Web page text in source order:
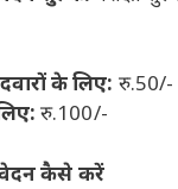
के लिए: रु.50/-
रु.100/-
कैसे करें